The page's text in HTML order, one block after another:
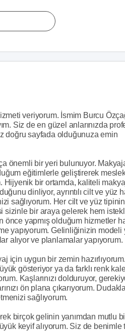
veriyorum. İsmim Burcu
Siz de en güzel anlarınızda
doğru sayfada olduğunuza emin
önemli bir yeri bulunuyor.
eğitimlerle geliştirerek
Hijyenik bir ortamda, kaliteli
dinliyor, ayrıntılı cilt ve yüz
sağlıyorum. Her cilt ve yüz tipinin
sizinle bir araya gelerek hem
önce yapmış olduğum hizmetler
yapıyorum. Gelinliğinizin modeli
alıyor ve planlamalar yapıyorum.
için uygun bir zemin hazırlıyorum.
gösteriyor ya da farklı renk
Kaşlarınızı dolduruyor,
ön plana çıkarıyorum.
sağlıyorum.
birçok gelinin yanımdan mutlu
keyif alıyorum. Siz de benimle